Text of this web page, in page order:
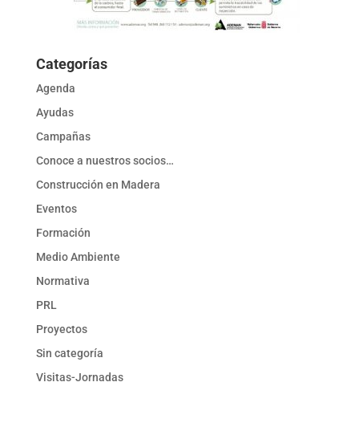
Categorías
Agenda
Ayudas
Campañas
Conoce a nuestros socios…
Construcción en Madera
Eventos
Formación
Medio Ambiente
Normativa
PRL
Proyectos
Sin categoría
Visitas-Jornadas